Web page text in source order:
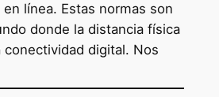
línea. Estas normas son
donde la distancia física
conectividad digital. Nos